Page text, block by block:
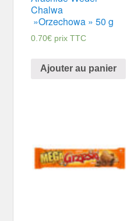
Chalwa
»Orzechowa » 50 g
0.70€ prix TTC
Ajouter au panier